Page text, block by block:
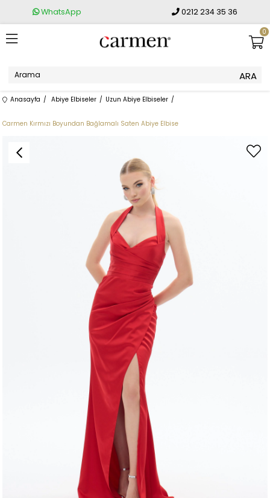
WhatsApp 0212 234 35 36
0
Anasayfa Abiye Elbiseler Uzun Abiye Elbiseler
Carmen Kırmızı Boyundan Bağlamalı Saten Abiye Elbise